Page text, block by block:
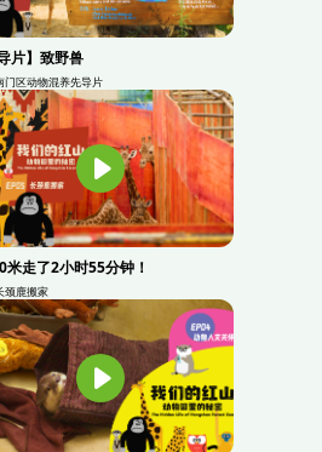
片】致野兽
门区动物混养先导片
米走了2小时55分钟！
颈鹿搬家